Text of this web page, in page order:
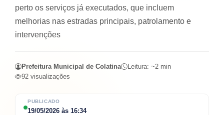
PUBLICADO
19/05/2026 às 16:34
perto os serviços já executados, que incluem
melhorias nas estradas principais, patrolamento e
intervenções
Prefeitura Municipal de Colatina Leitura: ~2 min
92 visualizações